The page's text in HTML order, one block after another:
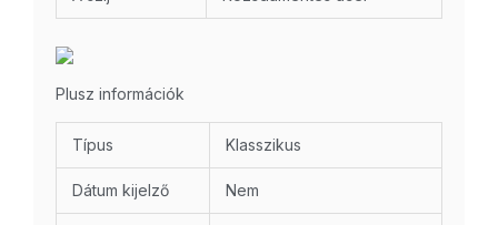
Plusz információk
Típus Klasszikus
Dátum kijelző Nem